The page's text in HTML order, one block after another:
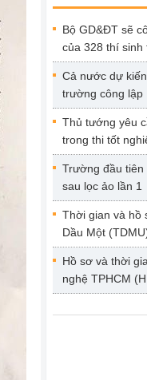
Bộ GD&ĐT sẽ
của 328 thí sinh
Cả nước dự
trường công lập
Thủ tướng yêu
trong thi tốt
Trường đầu tiên
sau lọc ảo lần 1
Thời gian và hồ
Dầu Một
Hồ sơ và thời
nghệ TPHCM